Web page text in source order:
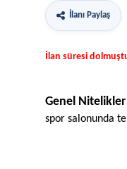
İlanı Paylaş
İlan süresi
Genel Nitelikler
spor salonunda